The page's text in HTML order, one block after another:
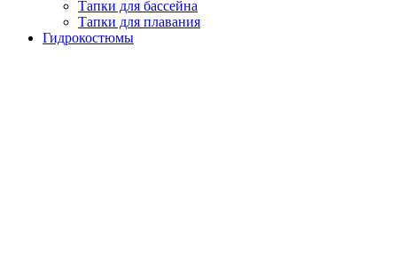
Тапки для бассейна
Тапки для плавания
Гидрокостюмы